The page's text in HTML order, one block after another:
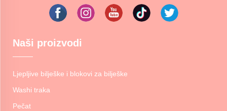
Naši proizvodi
Ljepljive bilješke i blokovi za bilješke
Washi traka
Pečat